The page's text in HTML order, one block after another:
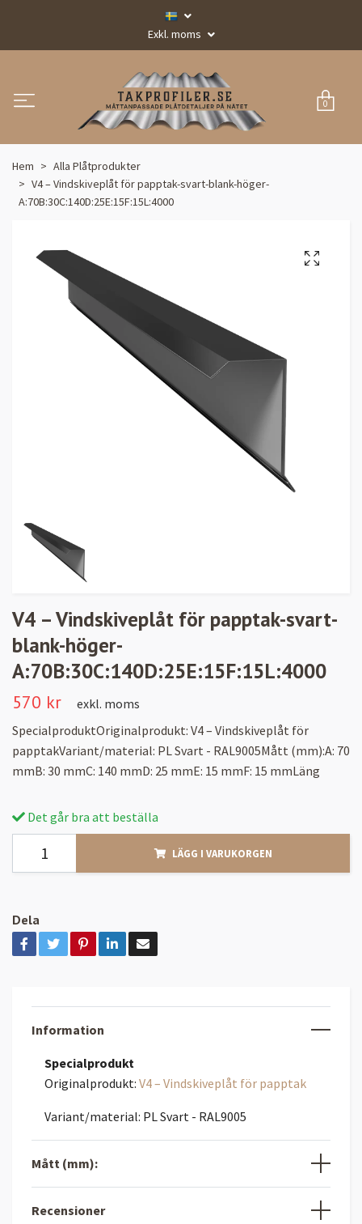
Exkl. moms
0
Hem
Alla Plåtprodukter
V4 – Vindskiveplåt för papptak-svart-blank-höger-
A:70B:30C:140D:25E:15F:15L:4000
V4 – Vindskiveplåt för papptak-svart-
blank-höger-
A:70B:30C:140D:25E:15F:15L:4000
570 kr
exkl. moms
SpecialproduktOriginalprodukt: V4 – Vindskiveplåt för
papptakVariant/material: PL Svart - RAL9005Mått (mm):A: 70
mmB: 30 mmC: 140 mmD: 25 mmE: 15 mmF: 15 mmLäng
Det går bra att beställa
LÄGG I VARUKORGEN
Dela
Information
Specialprodukt
Originalprodukt: V4 – Vindskiveplåt för papptak
Variant/material: PL Svart - RAL9005
Mått (mm):
Recensioner